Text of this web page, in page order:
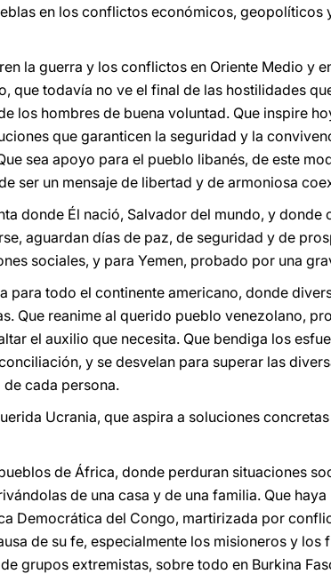
en los conflictos económicos, geopolíticos
la guerra y los conflictos en Oriente Medio y
que todavía no ve el final de las hostilidades
los hombres de buena voluntad. Que inspire
que garanticen la seguridad y la
sea apoyo para el pueblo libanés, de este
ser un mensaje de libertad y de armoniosa
donde Él nació, Salvador del mundo, y donde
aguardan días de paz, de seguridad y de
sociales, y para Yemen, probado por una
para todo el continente americano, donde
Que reanime al querido pueblo venezolano,
el auxilio que necesita. Que bendiga los
y se desvelan para superar las
cada persona.
Ucrania, que aspira a soluciones
de África, donde perduran situaciones
de una casa y de una familia. Que
Democrática del Congo, martirizada por
de su fe, especialmente los misioneros y los
grupos extremistas, sobre todo en Burkina